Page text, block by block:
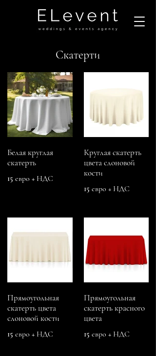
Скатерти
Белая круглая
скатерть
15 евро + НДС
Круглая скатерть
цвета слоновой
кости
15 евро + НДС
Прямоугольная
скатерть цвета
слоновой кости
15 евро + НДС
Прямоугольная
скатерть красного
цвета
15 евро + НДС